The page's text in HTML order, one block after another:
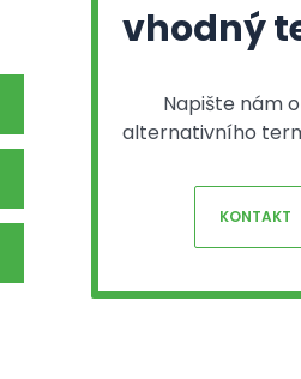
vhodný
Napište nám
alternativního
KONTAKT